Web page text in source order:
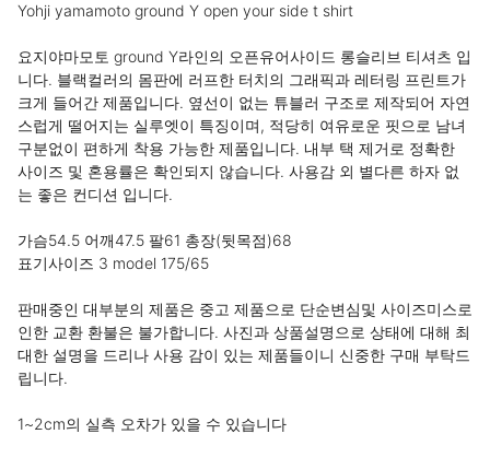
Yohji yamamoto ground Y open your side t shirt
요지야마모토 ground Y라인의 오픈유어사이드 롱슬리브 티셔츠 입
니다. 블랙컬러의 몸판에 러프한 터치의 그래픽과 레터링 프린트가
크게 들어간 제품입니다. 옆선이 없는 튜블러 구조로 제작되어 자연
스럽게 떨어지는 실루엣이 특징이며, 적당히 여유로운 핏으로 남녀
구분없이 편하게 착용 가능한 제품입니다. 내부 택 제거로 정확한
사이즈 및 혼용률은 확인되지 않습니다. 사용감 외 별다른 하자 없
는 좋은 컨디션 입니다.
가슴54.5 어깨47.5 팔61 총장(뒷목점)68
표기사이즈 3 model 175/65
판매중인 대부분의 제품은 중고 제품으로 단순변심및 사이즈미스로
인한 교환 환불은 불가합니다. 사진과 상품설명으로 상태에 대해 최
대한 설명을 드리나 사용 감이 있는 제품들이니 신중한 구매 부탁드
립니다.
1~2cm의 실측 오차가 있을 수 있습니다